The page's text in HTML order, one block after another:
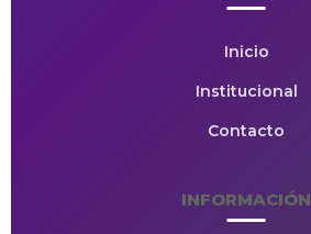
Inicio
Institucional
Contacto
INFORMACIÓN